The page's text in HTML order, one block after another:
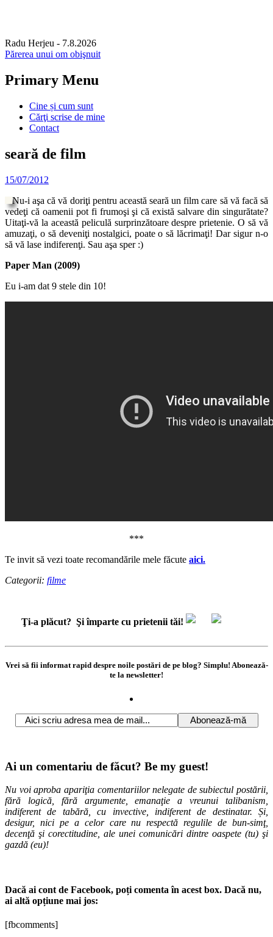
Radu Herjeu - 7.8.2026
Părerea unui om obişnuit
Primary Menu
Skip
content
Cine și cum sunt
Cărţi scrise de mine
Contact
seară de film
15/07/2012
Nu-i aşa că vă doriţi pentru această seară un film care să vă facă să
vedeţi că oamenii pot fi frumoşi şi că există salvare din singurătate?
Uitaţi-vă la această peliculă surprinzătoare despre prietenie. O să vă
amuzaţi, o să deveniţi nostalgici, poate o să lăcrimaţi! Dar sigur n-o
să vă lase indiferenţi. Sau aşa sper :)
Paper Man (2009)
Eu i-am dat 9 stele din 10!
***
Te invit să vezi toate recomandările mele făcute aici.
Categorii: filme
Ţi-a plăcut? Şi împarte cu prietenii tăi!
Vrei să fii informat rapid despre noile postări de pe blog? Simplu! Abonează-
te la newsletter!
Ai un comentariu de făcut? Be my guest!
Nu voi aproba apariţia comentariilor nelegate de subiectul postării,
fără logică, fără argumente, emanaţie a vreunui talibanism,
indiferent de tabără, cu invective, indiferent de destinatar. Și,
desigur, nici pe a celor care nu respectă regulile de bun-simţ,
decenţă şi corectitudine, ale unei comunicări dintre oaspete (tu) şi
gazdă (eu)!
Dacă ai cont de Facebook, poți comenta în acest box. Dacă nu,
ai altă opțiune mai jos:
[fbcomments]